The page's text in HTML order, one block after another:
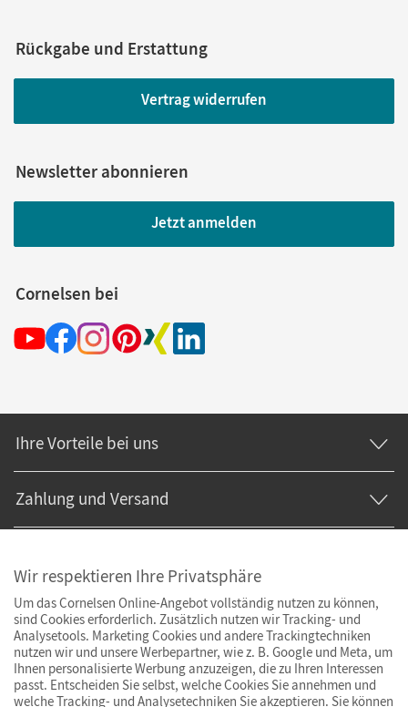
Rückgabe und Erstattung
Vertrag widerrufen
Newsletter abonnieren
Jetzt anmelden
Cornelsen bei
Ihre Vorteile bei uns
Zahlung und Versand
Wir respektieren Ihre Privatsphäre
Um das Cornelsen Online-Angebot vollständig nutzen zu können,
sind Cookies erforderlich. Zusätzlich nutzen wir Tracking- und
Analysetools. Marketing Cookies und andere Trackingtechniken
nutzen wir und unsere Werbepartner, wie z. B. Google und Meta, um
Ihnen personalisierte Werbung anzuzeigen, die zu Ihren Interessen
passt. Entscheiden Sie selbst, welche Cookies Sie annehmen und
welche Tracking- und Analysetechniken Sie akzeptieren. Sie können